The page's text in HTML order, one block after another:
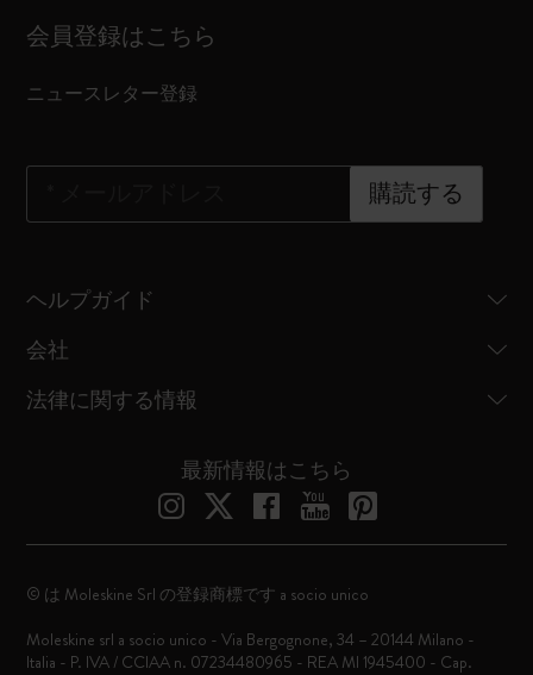
会員登録はこちら
ニュースレター登録
購読する
ヘルプガイド
会社
法律に関する情報
最新情報はこちら
© は Moleskine Srl の登録商標です a socio unico
Moleskine srl a socio unico - Via Bergognone, 34 – 20144 Milano -
Italia - P. IVA / CCIAA n. 07234480965 - REA MI 1945400 - Cap.